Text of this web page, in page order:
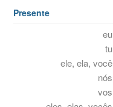
Presente
eu
tu
ele, ela, você
nós
vos